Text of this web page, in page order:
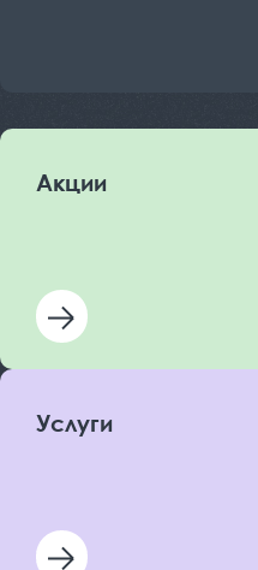
Акции
Услуги